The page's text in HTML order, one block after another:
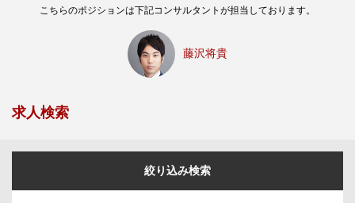
こちらのポジションは下記コンサルタントが担当しております。
藤沢将貴
求人検索
絞り込み検索